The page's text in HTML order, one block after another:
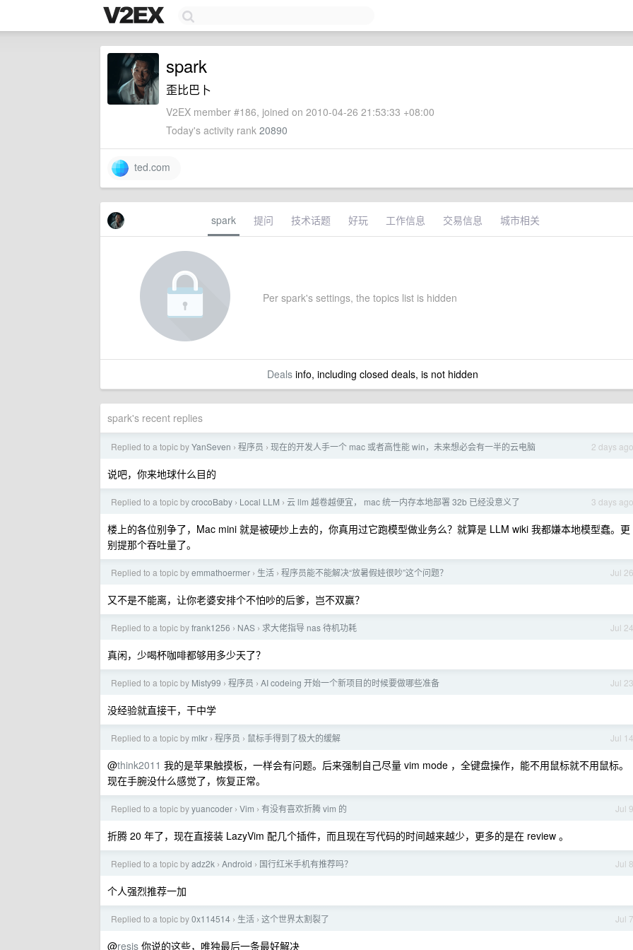
spark
歪比巴卜
V2EX member #186, joined on 2010-04-26 21:53:33 +08:00
Today's activity rank 20890
ted.com
spark 提问 技术话题 好玩 工作信息 交易信息 城市相关
Per spark's settings, the topics list is hidden
Dealsinfo, including closed deals, is not hidden
spark's recent replies
2 days ago
Replied to a topic byYanSeven › 程序员 › 现在的开发人手一个 mac 或者高性能 win，未来想必会有一半的云电脑
说吧，你来地球什么目的
3 days ago
Replied to a topic bycrocoBaby › Local LLM › 云 llm 越卷越便宜， mac 统一内存本地部署 32b 已经没意义了
楼上的各位别争了，Mac mini 就是被硬炒上去的，你真用过它跑模型做业务么？就算是 LLM wiki 我都嫌本地模型蠢。更
别提那个吞吐量了。
Jul 26
Replied to a topic byemmathoermer › 生活 › 程序员能不能解决“放暑假娃很吵”这个问题？
又不是不能离，让你老婆安排个不怕吵的后爹，岂不双赢？
Jul 24
Replied to a topic byfrank1256 › NAS › 求大佬指导 nas 待机功耗
真闲，少喝杯咖啡都够用多少天了？
Jul 23
Replied to a topic by Misty99 › 程序员 › AI codeing 开始一个新项目的时候要做哪些准备
没经验就直接干，干中学
Jul 14
Replied to a topic by mlkr › 程序员 › 鼠标手得到了极大的缓解
@think2011 我的是苹果触摸板，一样会有问题。后来强制自己尽量 vim mode ，全键盘操作，能不用鼠标就不用鼠标。
现在手腕没什么感觉了，恢复正常。
Jul 9
Replied to a topic byyuancoder › Vim › 有没有喜欢折腾 vim 的
折腾 20 年了，现在直接装 LazyVim 配几个插件，而且现在写代码的时间越来越少，更多的是在 review 。
Jul 8
Replied to a topic byadz2k › Android › 国行红米手机有推荐吗？
个人强烈推荐一加
Jul 7
Replied to a topic by0x114514 › 生活 › 这个世界太割裂了
@resis 你说的这些，唯独最后一条最好解决